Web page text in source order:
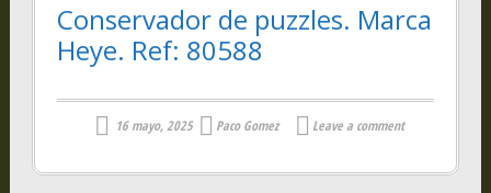
Conservador de puzzles. Marca
Heye. Ref: 80588
16 mayo, 2025 Paco Gomez Leave a comment